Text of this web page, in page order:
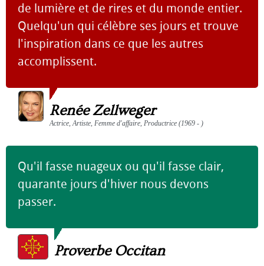
de lumière et de rires et du monde entier.
Quelqu'un qui célèbre ses jours et trouve
l'inspiration dans ce que les autres
accomplissent.
Renée Zellweger
Actrice, Artiste, Femme d'affaire, Productrice (1969 - )
Qu'il fasse nuageux ou qu'il fasse clair,
quarante jours d'hiver nous devons
passer.
Proverbe Occitan